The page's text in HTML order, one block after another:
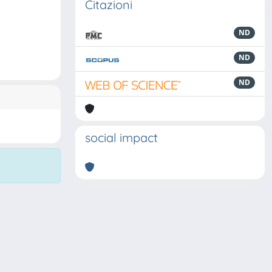
Citazioni
ND
ND
ND
social impact